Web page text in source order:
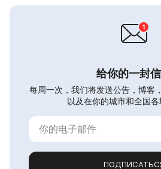
给你的一封信
每周一次，我们将发送公告，博客
以及在你的城市和全国各